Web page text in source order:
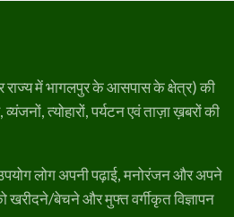
राज्य में भागलपुर के आसपास के क्षेत्र) की
त्योहारों, पर्यटन एवं ताज़ा ख़बरों की
लोग अपनी पढ़ाई, मनोरंजन और अपने
खरीदने/बेचने और मुफ्त वर्गीकृत विज्ञापन